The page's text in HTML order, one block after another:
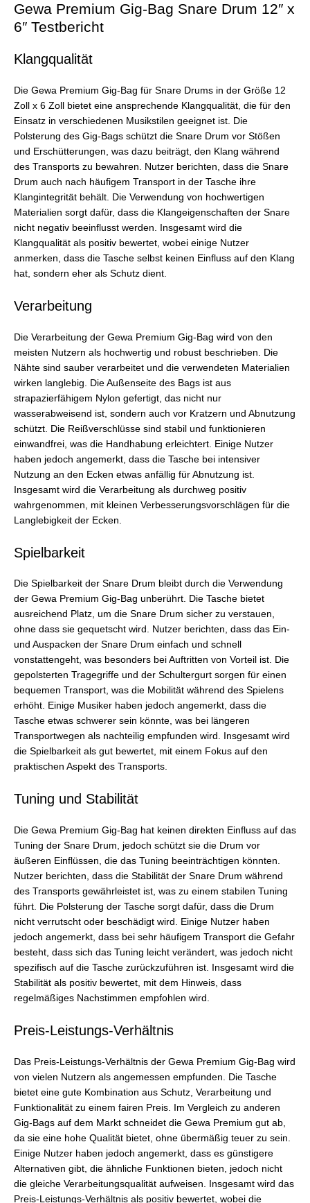
Gewa Premium Gig-Bag Snare Drum 12″ x
6″ Testbericht
Klangqualität
Die Gewa Premium Gig-Bag für Snare Drums in der Größe 12
Zoll x 6 Zoll bietet eine ansprechende Klangqualität, die für den
Einsatz in verschiedenen Musikstilen geeignet ist. Die
Polsterung des Gig-Bags schützt die Snare Drum vor Stößen
und Erschütterungen, was dazu beiträgt, den Klang während
des Transports zu bewahren. Nutzer berichten, dass die Snare
Drum auch nach häufigem Transport in der Tasche ihre
Klangintegrität behält. Die Verwendung von hochwertigen
Materialien sorgt dafür, dass die Klangeigenschaften der Snare
nicht negativ beeinflusst werden. Insgesamt wird die
Klangqualität als positiv bewertet, wobei einige Nutzer
anmerken, dass die Tasche selbst keinen Einfluss auf den Klang
hat, sondern eher als Schutz dient.
Verarbeitung
Die Verarbeitung der Gewa Premium Gig-Bag wird von den
meisten Nutzern als hochwertig und robust beschrieben. Die
Nähte sind sauber verarbeitet und die verwendeten Materialien
wirken langlebig. Die Außenseite des Bags ist aus
strapazierfähigem Nylon gefertigt, das nicht nur
wasserabweisend ist, sondern auch vor Kratzern und Abnutzung
schützt. Die Reißverschlüsse sind stabil und funktionieren
einwandfrei, was die Handhabung erleichtert. Einige Nutzer
haben jedoch angemerkt, dass die Tasche bei intensiver
Nutzung an den Ecken etwas anfällig für Abnutzung ist.
Insgesamt wird die Verarbeitung als durchweg positiv
wahrgenommen, mit kleinen Verbesserungsvorschlägen für die
Langlebigkeit der Ecken.
Spielbarkeit
Die Spielbarkeit der Snare Drum bleibt durch die Verwendung
der Gewa Premium Gig-Bag unberührt. Die Tasche bietet
ausreichend Platz, um die Snare Drum sicher zu verstauen,
ohne dass sie gequetscht wird. Nutzer berichten, dass das Ein-
und Auspacken der Snare Drum einfach und schnell
vonstattengeht, was besonders bei Auftritten von Vorteil ist. Die
gepolsterten Tragegriffe und der Schultergurt sorgen für einen
bequemen Transport, was die Mobilität während des Spielens
erhöht. Einige Musiker haben jedoch angemerkt, dass die
Tasche etwas schwerer sein könnte, was bei längeren
Transportwegen als nachteilig empfunden wird. Insgesamt wird
die Spielbarkeit als gut bewertet, mit einem Fokus auf den
praktischen Aspekt des Transports.
Tuning und Stabilität
Die Gewa Premium Gig-Bag hat keinen direkten Einfluss auf das
Tuning der Snare Drum, jedoch schützt sie die Drum vor
äußeren Einflüssen, die das Tuning beeinträchtigen könnten.
Nutzer berichten, dass die Stabilität der Snare Drum während
des Transports gewährleistet ist, was zu einem stabilen Tuning
führt. Die Polsterung der Tasche sorgt dafür, dass die Drum
nicht verrutscht oder beschädigt wird. Einige Nutzer haben
jedoch angemerkt, dass bei sehr häufigem Transport die Gefahr
besteht, dass sich das Tuning leicht verändert, was jedoch nicht
spezifisch auf die Tasche zurückzuführen ist. Insgesamt wird die
Stabilität als positiv bewertet, mit dem Hinweis, dass
regelmäßiges Nachstimmen empfohlen wird.
Preis-Leistungs-Verhältnis
Das Preis-Leistungs-Verhältnis der Gewa Premium Gig-Bag wird
von vielen Nutzern als angemessen empfunden. Die Tasche
bietet eine gute Kombination aus Schutz, Verarbeitung und
Funktionalität zu einem fairen Preis. Im Vergleich zu anderen
Gig-Bags auf dem Markt schneidet die Gewa Premium gut ab,
da sie eine hohe Qualität bietet, ohne übermäßig teuer zu sein.
Einige Nutzer haben jedoch angemerkt, dass es günstigere
Alternativen gibt, die ähnliche Funktionen bieten, jedoch nicht
die gleiche Verarbeitungsqualität aufweisen. Insgesamt wird das
Preis-Leistungs-Verhältnis als positiv bewertet, wobei die